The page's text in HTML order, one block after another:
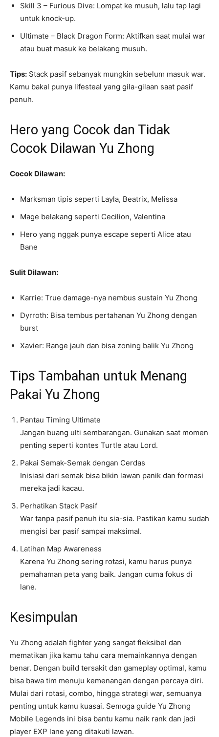
Skill 3 – Furious Dive: Lompat ke musuh, lalu tap lagi
untuk knock-up.
Ultimate – Black Dragon Form: Aktifkan saat mulai war
atau buat masuk ke belakang musuh.
Tips: Stack pasif sebanyak mungkin sebelum masuk war.
Kamu bakal punya lifesteal yang gila-gilaan saat pasif
penuh.
Hero yang Cocok dan Tidak
Cocok Dilawan Yu Zhong
Cocok Dilawan:
Marksman tipis seperti Layla, Beatrix, Melissa
Mage belakang seperti Cecilion, Valentina
Hero yang nggak punya escape seperti Alice atau
Bane
Sulit Dilawan:
Karrie: True damage-nya nembus sustain Yu Zhong
Dyrroth: Bisa tembus pertahanan Yu Zhong dengan
burst
Xavier: Range jauh dan bisa zoning balik Yu Zhong
Tips Tambahan untuk Menang
Pakai Yu Zhong
Pantau Timing Ultimate
Jangan buang ulti sembarangan. Gunakan saat momen
penting seperti kontes Turtle atau Lord.
Pakai Semak-Semak dengan Cerdas
Inisiasi dari semak bisa bikin lawan panik dan formasi
mereka jadi kacau.
Perhatikan Stack Pasif
War tanpa pasif penuh itu sia-sia. Pastikan kamu sudah
mengisi bar pasif sampai maksimal.
Latihan Map Awareness
Karena Yu Zhong sering rotasi, kamu harus punya
pemahaman peta yang baik. Jangan cuma fokus di
lane.
Kesimpulan
Yu Zhong adalah fighter yang sangat fleksibel dan
mematikan jika kamu tahu cara memainkannya dengan
benar. Dengan build tersakit dan gameplay optimal, kamu
bisa bawa tim menuju kemenangan dengan percaya diri.
Mulai dari rotasi, combo, hingga strategi war, semuanya
penting untuk kamu kuasai. Semoga guide Yu Zhong
Mobile Legends ini bisa bantu kamu naik rank dan jadi
player EXP lane yang ditakuti lawan.